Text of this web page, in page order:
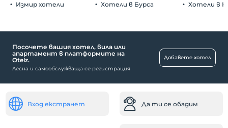
Измир хотели Хотели в Бурса Хотели в
Посочете вашия хотел, вила или
апартамент в платформите на
Otelz.
Лесна и самообслужваща се регистрация
Добавете хотел
Вход екстранет Да ти се обадим